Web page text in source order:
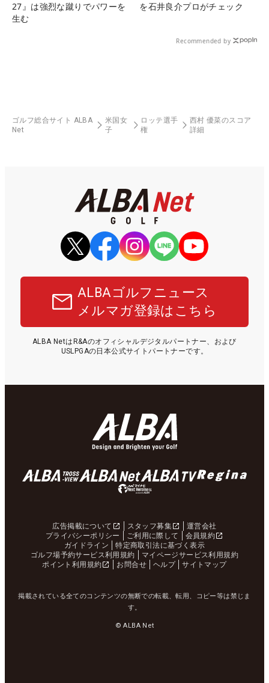
27』は強烈な蹴りでパワーを
生む
を石井良介プロがチェック
Recommended by
ゴルフ総合サイト ALBA
Net
米国女
子
ロッテ選手
権
西村 優菜のスコア
詳細
ALBAゴルフニュース
メルマガ登録はこちら
ALBA NetはR&Aのオフィシャルデジタルパートナー、および
USLPGAの日本公式サイトパートナーです。
広告掲載について スタッフ募集
運営会社
プライバシーポリシー
ご利用に際して
会員規約
ガイドライン
特定商取引法に基づく表示
ゴルフ場予約サービス利用規約
マイページサービス利用規約
ポイント利用規約
お問合せ ヘルプ サイトマップ
掲載されている全てのコンテンツの無断での転載、転用、コピー等は禁じま
す。
© ALBA Net